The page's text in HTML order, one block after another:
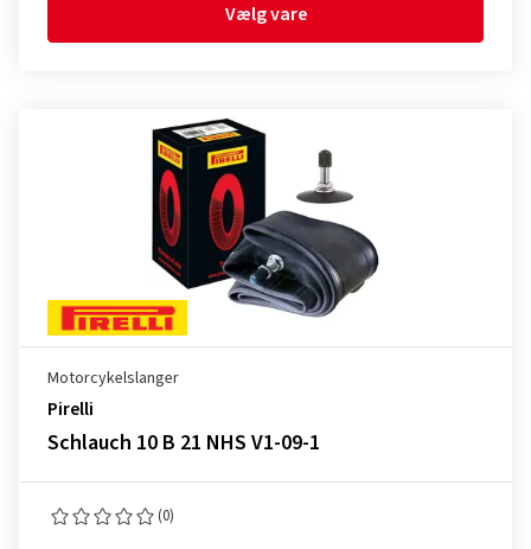
Vælg vare
Motorcykelslanger
Pirelli
Schlauch 10 B 21 NHS V1-09-1
(0)